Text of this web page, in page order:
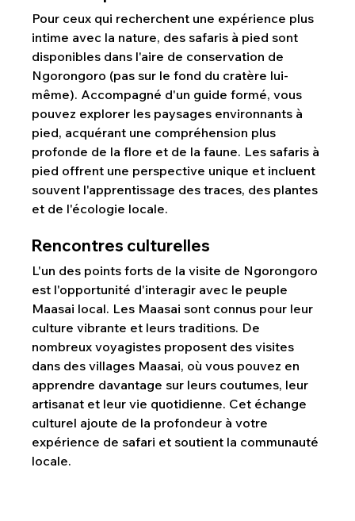
Pour ceux qui recherchent une expérience plus
intime avec la nature, des safaris à pied sont
disponibles dans l'aire de conservation de
Ngorongoro (pas sur le fond du cratère lui-
même). Accompagné d'un guide formé, vous
pouvez explorer les paysages environnants à
pied, acquérant une compréhension plus
profonde de la flore et de la faune. Les safaris à
pied offrent une perspective unique et incluent
souvent l'apprentissage des traces, des plantes
et de l'écologie locale.
Rencontres culturelles
L'un des points forts de la visite de Ngorongoro
est l'opportunité d'interagir avec le peuple
Maasai local. Les Maasai sont connus pour leur
culture vibrante et leurs traditions. De
nombreux voyagistes proposent des visites
dans des villages Maasai, où vous pouvez en
apprendre davantage sur leurs coutumes, leur
artisanat et leur vie quotidienne. Cet échange
culturel ajoute de la profondeur à votre
expérience de safari et soutient la communauté
locale.